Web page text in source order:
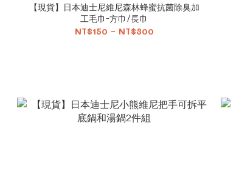
【現貨】日本迪士尼維尼森林蜂蜜抗菌除臭加
工毛巾-方巾/長巾
NT$150 ~ NT$300